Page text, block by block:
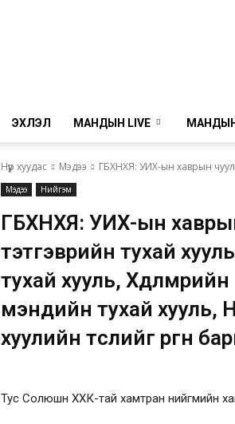
ЭХЛЭЛ МАНДЫН LIVE
Нүүр хуудас Мэдээ ГБХНХЯ: УИХ-ын хаврын
Мэдээ Нийгэм
ГБХНХЯ: УИХ-ын
тэтгэврийн тухай
тухай хууль,
мэндийн тухай хууль,
хуулийн төслийг өргөн
Тус Солюшн ХХК-тай хамтран нийгмийн